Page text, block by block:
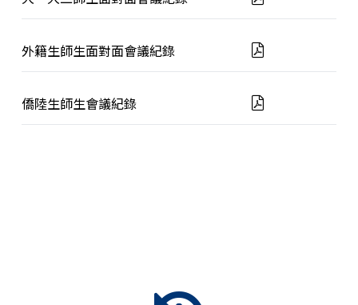
外籍生師生面對面會議紀錄
僑陸生師生會議紀錄